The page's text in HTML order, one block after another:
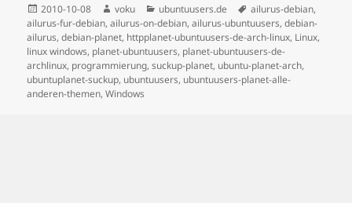
Posted
on
2010-10-08 Author
voku Categories
ubuntuusers.de Tags
ailurus-debian,
ailurus-fur-debian,ailurus-on-debian,ailurus-ubuntuusers,debian-
ailurus,debian-planet, httpplanet-ubuntuusers-de-arch-linux, Linux,
linux windows, planet-ubuntuusers, planet-ubuntuusers-de-
archlinux, programmierung,suckup-planet, ubuntu-planet-arch,
ubuntuplanet-suckup, ubuntuusers, ubuntuusers-planet-alle-
anderen-themen,Windows